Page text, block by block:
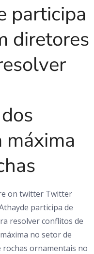
participa
diretores
máxima
on twitter Twitter
participa de
resolver conflitos de
no setor de
rochas ornamentais no